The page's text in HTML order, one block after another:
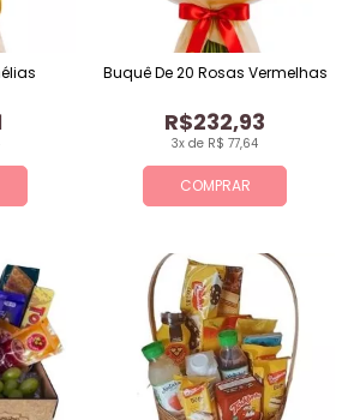
COMPRAR
3x de R$ 77,64
R$232,93
Buquê De 20 Rosas Vermelhas